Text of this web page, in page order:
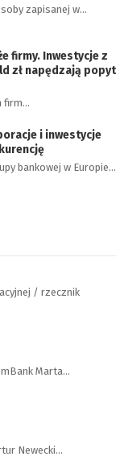
zapisanej w…
firmy. Inwestycje z
zł napędzają popyt
firm…
i inwestycje
bankowej w Europie…
/ rzecznik
Marta…
Newecki…